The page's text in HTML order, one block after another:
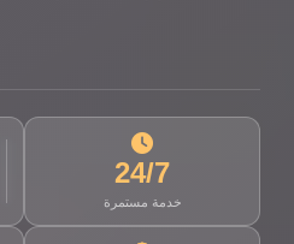
24/7
خدمة مستمرة